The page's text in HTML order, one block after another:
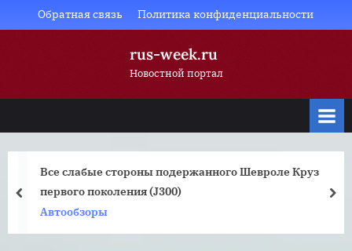
to
Обратная связь Политика конфиденциальности
rus-week.ru
Новостной портал
Все слабые стороны подержанного Шевроле Круз
первого поколения (J300)
Автообзоры
prev